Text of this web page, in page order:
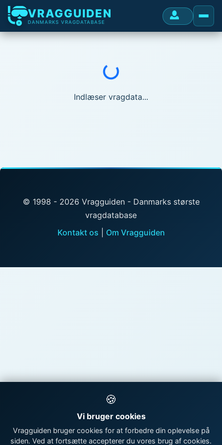
VRAGGUIDEN
DANMARKS VRAGDATABASE
Indlæser...
Indlæser vragdata...
© 1998 - 2026 Vragguiden - Danmarks største
vragdatabase
Kontakt os
Om Vragguiden
🍪
Vi bruger cookies
Vragguiden bruger cookies for at forbedre din oplevelse på
siden. Ved at fortsætte accepterer du vores brug af cookies.